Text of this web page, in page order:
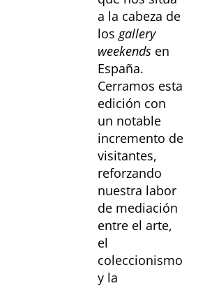
a la cabeza de
losgallery
weekends en
España.
Cerramos esta
edición con
un notable
incremento de
visitantes,
reforzando
nuestra labor
de mediación
entre el arte,
el
coleccionismo
y la